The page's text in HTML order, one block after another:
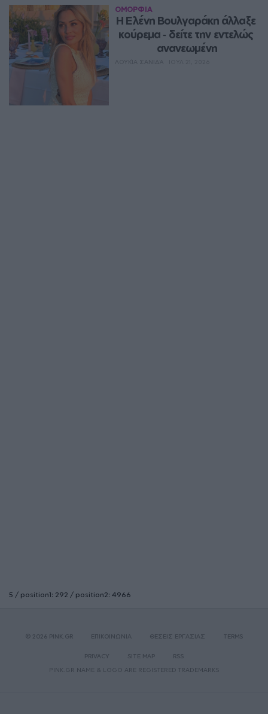
ΟΜΟΡΦΙΑ
Η Ελένη Βουλγαράκη άλλαξε
κούρεμα ‑ δείτε την εντελώς
ανανεωμένη
5 / position1: 292 / position2: 4966
© 2026 PINK.GR ΕΠΙΚΟΙΝΩΝΙΑ ΘΕΣΕΙΣ ΕΡΓΑΣΙΑΣ TERMS
PRIVACY SITE MAP
RSS
PINK.GR NAME & LOGO ARE REGISTERED TRADEMARKS